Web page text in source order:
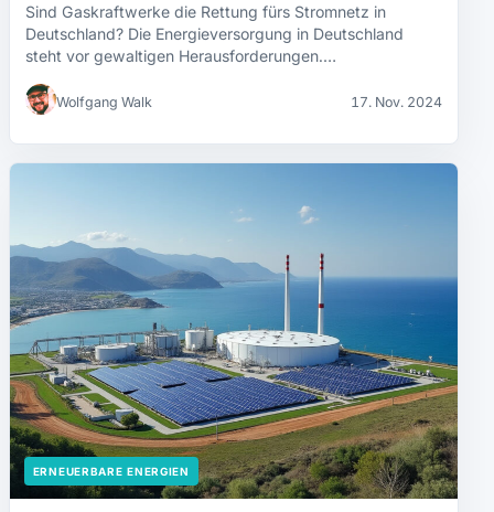
Sind Gaskraftwerke die Rettung fürs Stromnetz in
Deutschland? Die Energieversorgung in Deutschland
steht vor gewaltigen Herausforderungen.…
Wolfgang Walk 17. Nov. 2024
ERNEUERBARE ENERGIEN